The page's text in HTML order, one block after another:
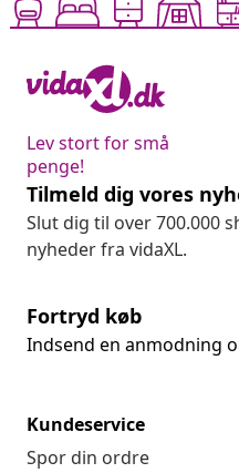
Lev stort for små
penge!
Tilmeld dig vores
Slut dig til over 700.000
nyheder fra vidaXL.
Fortryd køb
Indsend en anmodning
Kundeservice
Spor din ordre